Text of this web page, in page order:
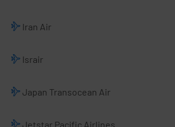
Iran Air
Israir
Japan Transocean Air
Jetstar Pacific Airlines